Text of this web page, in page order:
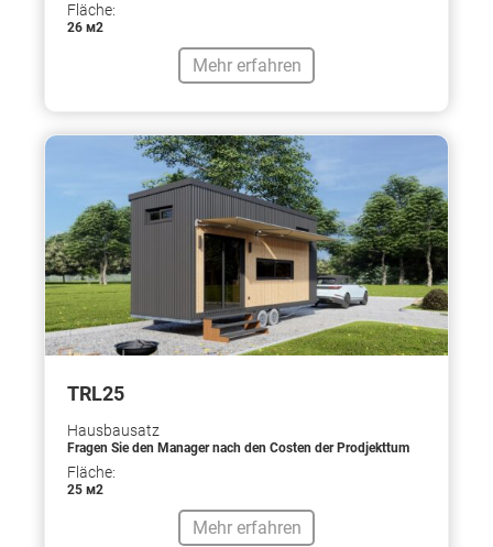
Fläche:
26 м2
Mehr erfahren
TRL25
Hausbausatz
Fragen Sie den Manager nach den Costen der Prodjekttum
Fläche:
25 м2
Mehr erfahren